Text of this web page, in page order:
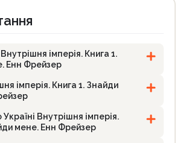
імперія. Книга 1.
Енн Фрейзер
імперія. Книга 1. Знайди
Внутрішня імперія.
мене. Енн Фрейзер